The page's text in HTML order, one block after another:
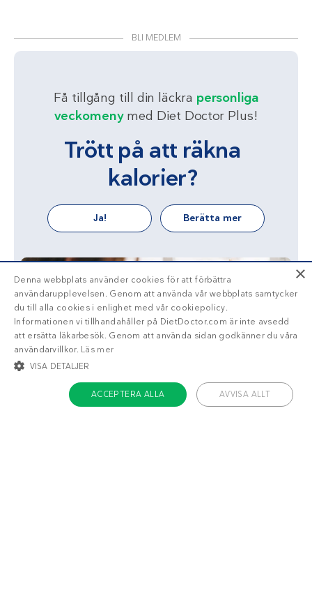
BLI MEDLEM
Få tillgång till din läckra personliga
veckomenymed Diet Doctor Plus!
Trött på att räkna
kalorier?
Ja! Berätta mer
×
Denna webbplats använder cookies för att förbättra
användarupplevelsen. Genom att använda vår webbplats samtycker
du till alla cookies i enlighet med vår cookiepolicy.
Informationen vi tillhandahåller på DietDoctor.com är inte avsedd
att ersätta läkarbesök. Genom att använda sidan godkänner du våra
användarvillkor. Läs mer
VISA DETALJER
ACCEPTERA ALLA AVVISA ALLT